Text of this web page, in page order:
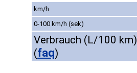
km/h
0-100 km/h (sek)
Verbrauch (L/100 km)
(faq)